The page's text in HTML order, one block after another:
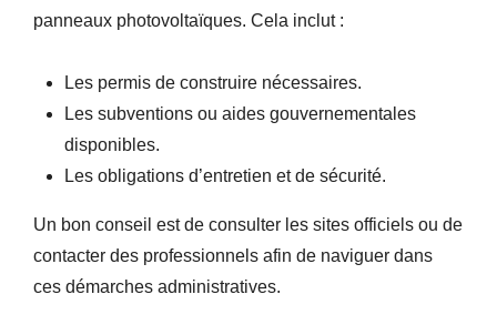
panneaux photovoltaïques. Cela inclut :
Les permis de construire nécessaires.
Les subventions ou aides gouvernementales
disponibles.
Les obligations d’entretien et de sécurité.
Un bon conseil est de consulter les sites officiels ou de
contacter des professionnels afin de naviguer dans
ces démarches administratives.